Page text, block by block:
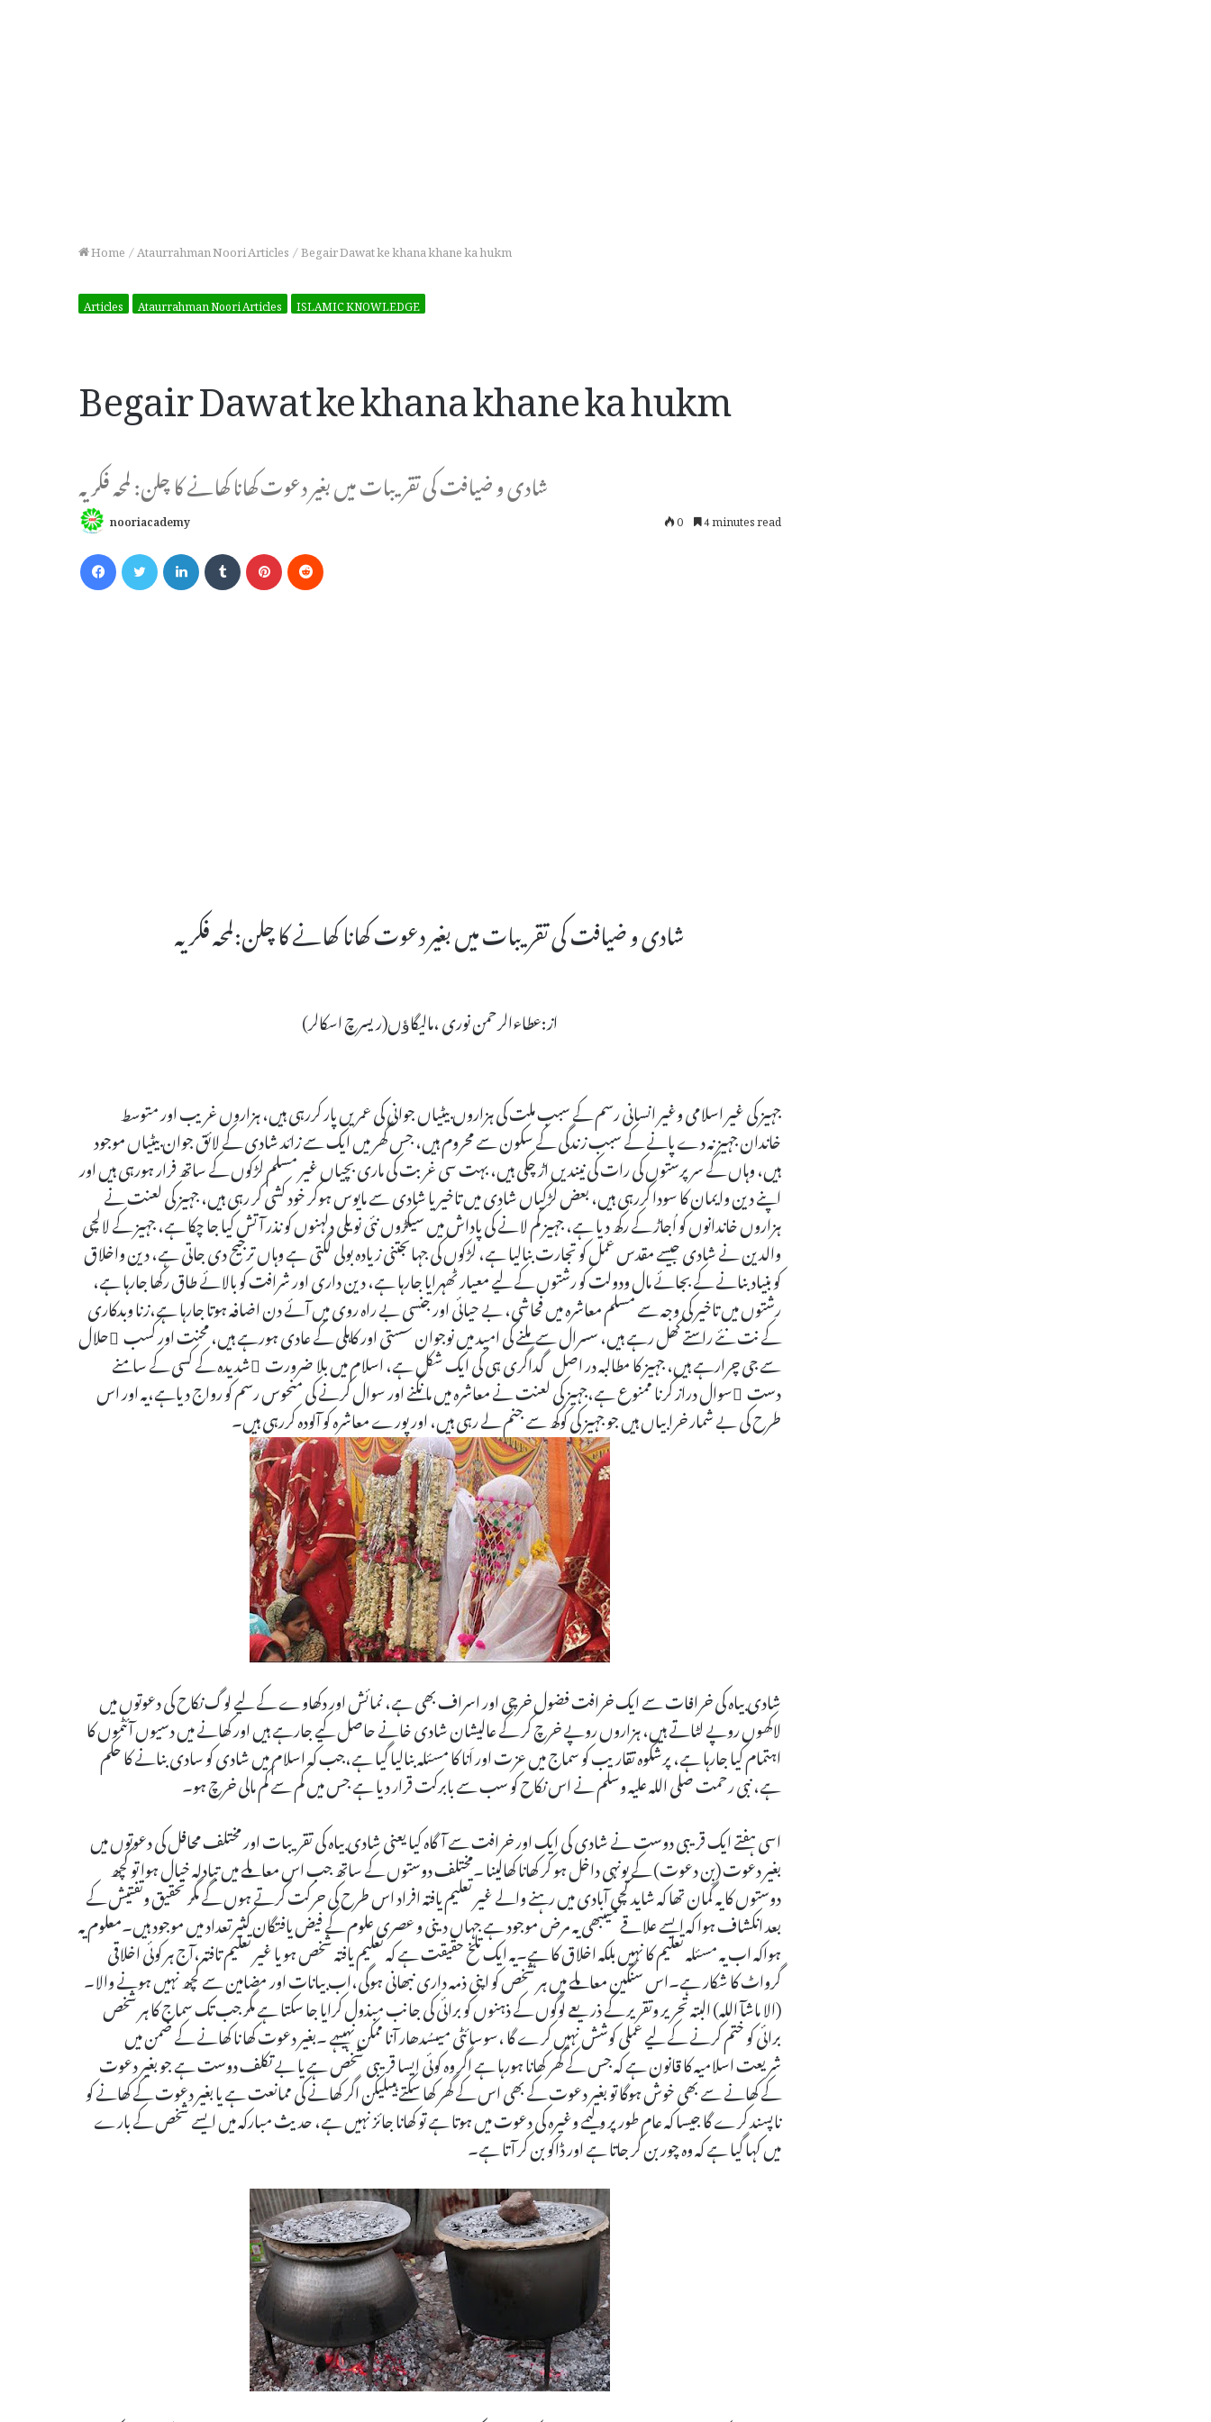
Home/Ataurrahman Noori Articles/Begair Dawat ke khana khane ka hukm
Articles Ataurrahman Noori Articles ISLAMIC KNOWLEDGE
Begair Dawat ke khana khane ka hukm
شادی و ضیافت کی تقریبات میں بغیر دعوت کھانا کھانے کا چلن: لمحہ فکریہ
nooriacademy 0 4 minutes read
شادی و ضیافت کی تقریبات میں بغیر دعوت کھانا کھانے کا چلن:لمحہ فکریہ
از:عطاءالرحمن نوری ،مالیگاﺅں(ریسرچ اسکالر)
جہیز کی غیر اسلامی وغیر انسانی رسم کے سبب ملت کی ہزاروں بیٹیاں جوانی کی عمریں پار کررہی ہیں، ہزاروں غریب اور متوسط
خاندان جہیز نہ دے پانے کے سبب زندگی کے سکون سے محروم ہیں، جس گھر میں ایک سے زائد شادی کے لائق جوان بیٹیاں موجود
ہیں، وہاں کے سرپرستوں کی رات کی نیندیں اڑ چکی ہیں، بہت سی غربت کی ماری بچیاں غیر مسلم لڑکوں کے ساتھ فرار ہورہی ہیں اور
اپنے دین وایمان کا سودا کررہی ہیں، بعض لڑکیاں شادی میں تاخیر یا شادی سے مایوس ہوکر خود کشی کر رہی ہیں، جہیز کی لعنت نے
ہزاروں خاندانوں کو اُجاڑ کے رکھ دیا ہے، جہیز کم لانے کی پاداش میں سیکڑوں نئی نویلی دلہنوں کو نذر آتش کیا جا چکا ہے، جہیز کے لالچی
والدین نے شادی جیسے مقدس عمل کو تجارت بنالیا ہے، لڑکوں کی جہاںجتنی زیادہ بولی لگتی ہے وہاں ترجیح دی جاتی ہے، دین واخلاق
کو بنیاد بنانے کے بجائے مال ودولت کو رشتوں کے لیے معیار ٹھہرایا جارہا ہے، دین داری اور شرافت کو بالائے طاق رکھا جارہا ہے،
رشتوں میں تاخیر کی وجہ سے مسلم معاشرہ میں فحاشی، بے حیائی اور جنسی بے راہ روی میں آئے دن اضافہ ہوتا جارہا ہے،زنا وبدکاری
کے نت نئے راستے کھل رہے ہیں، سسرال سے ملنے کی امید میں نوجوان سستی اور کاہلی کے عادی ہورہے ہیں، محنت اور کسب ِحلال
سے جی چرارہے ہیں، جہیز کا مطالبہ در اصل گداگری ہی کی ایک شکل ہے، اسلام میں بلا ضرورت ِشدیدہ کے کسی کے سامنے
دست ِسوال دراز کرنا ممنوع ہے،جہیز کی لعنت نے معاشرہ میں مانگنے اور سوال کرنے کی منحوس رسم کو رواج دیاہے،یہ اور اس
طرح کی بے شمار خرابیاں ہیں جو جہیز کی کوکھ سے جنم لے رہی ہیں، اور پورے معاشرہ کو آلودہ کررہی ہیں۔
شادی بیاہ کی خرافات سے ایک خرافت فضول خرچی اور اسراف بھی ہے، نمائش اور دکھاوے کے لیے لوگ نکاح کی دعوتوں میں
لاکھوں روپے لٹاتے ہیں، ہزاروں روپے خرچ کر کے عالیشان شادی خانے حاصل کیے جارہے ہیں اور کھانے میں دسیوں آئٹموں کا
اہتمام کیا جارہا ہے، پرشکوہ تقاریب کو سماج میں عزت اور اَنا کا مسئلہ بنالیا گیا ہے،جب کہ اسلام میں شادی کو سادی بنانے کا حکم
ہے، نبی رحمت صلی اللہ علیہ وسلم نے اس نکاح کو سب سے بابرکت قرار دیا ہے جس میں کم سے کم مالی خرچ ہو۔
اسی ہفتے ایک قریبی دوست نے شادی کی ایک اور خرافت سے آگاہ کیا یعنی شادی بیاہ کی تقریبات اور مختلف محافل کی دعوتوں میں
بغیر دعوت (بِن دعوت) کے یونہی داخل ہو کر کھانا کھالینا ۔مختلف دوستوں کے ساتھ جب اس معاملے میں تبادلہ خیال ہوا تو کچھ
دوستوں کا یہ گمان تھا کہ شاید کچی آبادی میں رہنے والے غیر تعلیم یافتہ افراد اس طرح کی حرکت کرتے ہوں گے مگر تحقیق وتفتیش کے
بعد انکشاف ہوا کہ ایسے علاقے میںبھی یہ مرض موجود ہے جہاں دینی و عصری علوم کے فیض یافتگان کثیرتعداد میں موجود ہیں۔معلوم یہ
ہواکہ اب یہ مسئلہ تعلیم کا نہیں بلکہ اخلاق کا ہے۔یہ ایک تلخ حقیقت ہے کہ تعلیم یافتہ شخص ہو یا غیر تعلیم تافتہ ،آج ہر کوئی اخلاقی
گرواٹ کا شکار ہے۔اس سنگین معاملے میں ہر شخص کو اپنی ذمہ داری نبھانی ہوگی،اب بیانات اور مضامین سے کچھ نہیں ہونے والا۔
(الا ماشآ اللہ) البتہ تحریر وتقریر کے ذریعے لوگوں کے ذہنوں کو برائی کی جانب مبذول کرایا جا سکتا ہے مگر جب تک سماج کا ہر شخص
برائی کو ختم کرنے کے لیے عملی کوشش نہیں کرے گا ،سوسائٹی میںسُدھار آنا ممکن نہیںہے ۔بغیر دعوت کھا نا کھانے کے ضمن میں
شریعت اسلامیہ کا قانون ہے کہ جس کے گھر کھانا ہورہا ہے اگر وہ کوئی ایسا قریبی شخص ہے یا بے تکلف دوست ہے جو بغیر دعوت
کے کھانے سے بھی خوش ہوگا تو بغیر دعوت کے بھی اس کے گھر کھا سکتے ہیںلیکن اگر کھانے کی ممانعت ہے یا بغیر دعوت کے کھانے کو
ناپسند کرے گا جیسا کہ عام طور پر ولیمے وغیرہ کی دعوت میں ہوتا ہے تو کھانا جائز نہیں ہے، حدیث مبارکہ میں ایسے شخص کے بارے
میں کہا گیا ہے کہ وہ چور بن کر جاتا ہے اور ڈاکو بن کر آتا ہے۔